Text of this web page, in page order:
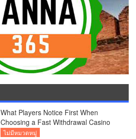
What Players Notice First When
Choosing a Fast Withdrawal Casino
UK
ไม่มีหมวดหมู่